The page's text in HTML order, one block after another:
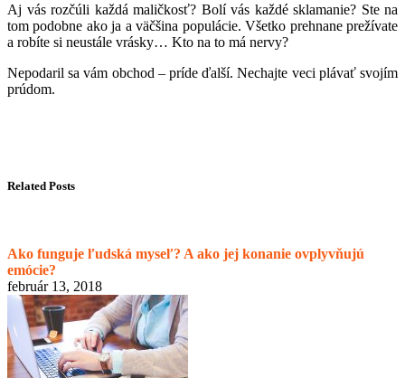
Aj vás rozčúli každá maličkosť? Bolí vás každé sklamanie? Ste na
tom podobne ako ja a väčšina populácie. Všetko prehnane prežívate
a robíte si neustále vrásky… Kto na to má nervy?
Nepodaril sa vám obchod – príde ďalší. Nechajte veci plávať svojím
prúdom.
Related Posts
Ako funguje ľudská myseľ? A ako jej konanie ovplyvňujú
emócie?
február 13, 2018